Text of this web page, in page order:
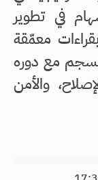
في تطوير
معمّقة
مع دوره
والأمن